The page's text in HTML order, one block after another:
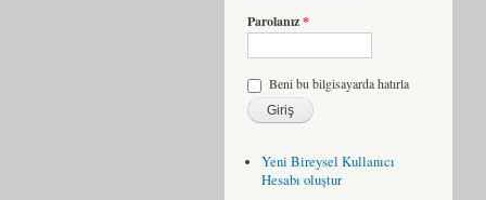
Parolanız*
Beni bu bilgisayarda hatırla
Yeni Bireysel Kullanıcı
Hesabı oluştur